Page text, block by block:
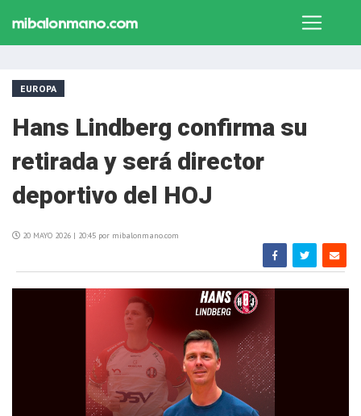
EUROPA
Hans Lindberg confirma su
retirada y será director
deportivo del HOJ
20 MAYO 2026 | 20:45 por mibalonmano.com